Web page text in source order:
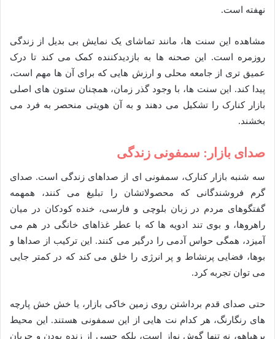
نهفته است.
مشاهده این سنت ها، مانند تماشای یک نمایش بی بدیل از زندگی
روزمره است. این صحنه ها به بازدیدکننده کمک می کند تا درک
عمیق تری از جامعه محلی و ارزش هایی که برای آن ها مهم است،
پیدا کند. این سنت ها، با وجود گذر زمان، همچنان ستون های اصلی
بازار کنارک را تشکیل می دهند و به آن هویتی منحصر به فرد می
بخشند.
صدای بازار: سمفونی زندگی
سه شنبه بازار کنارک، سمفونی ای از صداهای زندگی است. صدای
گرم فروشندگانی که محصولاتشان را تبلیغ می کنند، همهمه
گفتگوهای مردم در زبان بلوچی و فارسی، خنده کودکان در میان
راهروها، و بوی تند ادویه ها که با عطر غذاهای خانگی در هم می
آمیزد، همگی حواس آدمی را درگیر می کنند. این ترکیب از صداها و
بوها، فضایی پرنشاط و پر انرژی را خلق می کند که در کمتر جایی
می توان تجربه کرد.
حتی صدای قدم برداشتن روی زمین خاکی بازار، یا خش خش پارچه
های رنگارنگ، هر کدام نت هایی از این سمفونی هستند. این محیط
پرهیاهو، نه تنها گوش نواز است، بلکه حسی از زنده بودن و جریان